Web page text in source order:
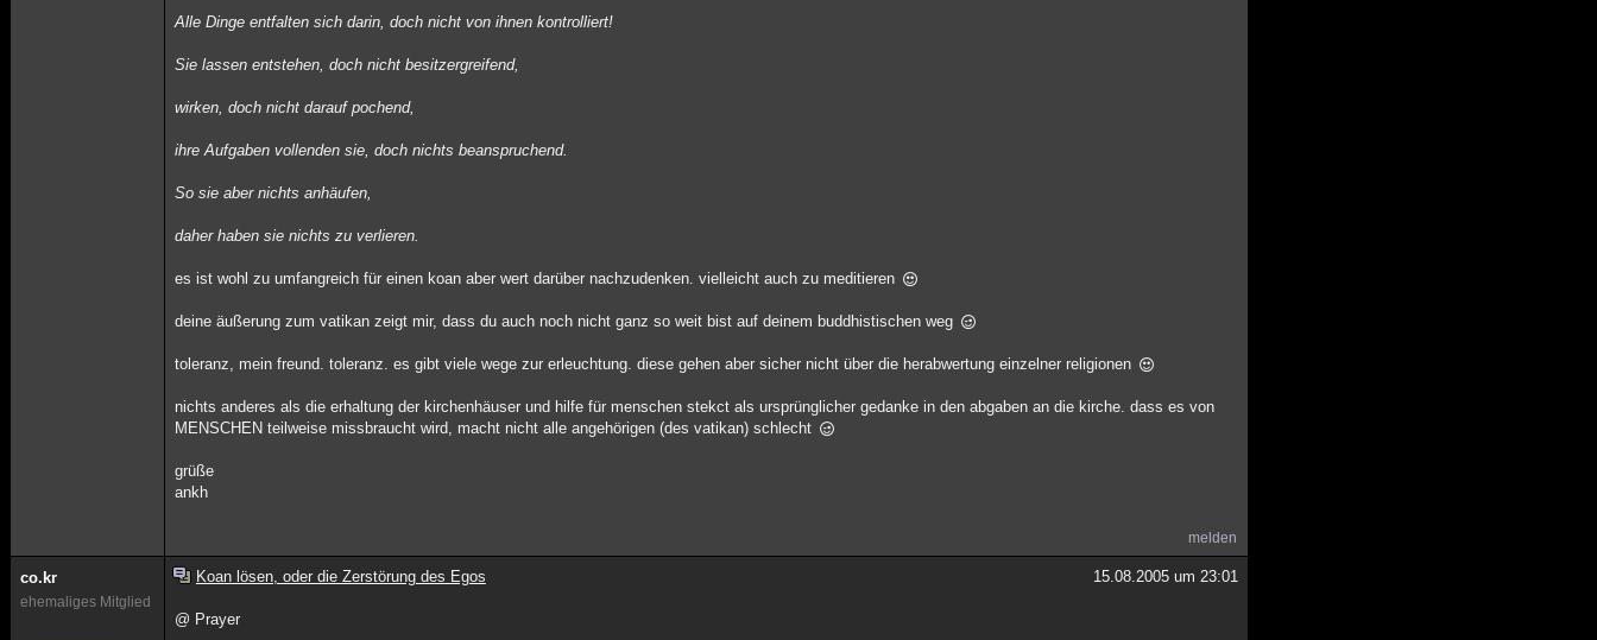
Alle Dinge entfalten sich darin, doch nicht von ihnen kontrolliert!
Sie lassen entstehen, doch nicht besitzergreifend,
wirken, doch nicht darauf pochend,
ihre Aufgaben vollenden sie, doch nichts beanspruchend.
So sie aber nichts anhäufen,
daher haben sie nichts zu verlieren.
es ist wohl zu umfangreich für einen koan aber wert darüber nachzudenken. vielleicht auch zu meditieren
deine äußerung zum vatikan zeigt mir, dass du auch noch nicht ganz so weit bist auf deinem buddhistischen weg
toleranz, mein freund. toleranz. es gibt viele wege zur erleuchtung. diese gehen aber sicher nicht über die herabwertung einzelner religionen
nichts anderes als die erhaltung der kirchenhäuser und hilfe für menschen stekct als ursprünglicher gedanke in den abgaben an die kirche. dass es von
MENSCHEN teilweise missbraucht wird, macht nicht alle angehörigen (des vatikan) schlecht
grüße
ankh
melden
co.kr
ehemaliges Mitglied
Koan lösen, oder die Zerstörung des Egos 15.08.2005 um 23:01
@ Prayer